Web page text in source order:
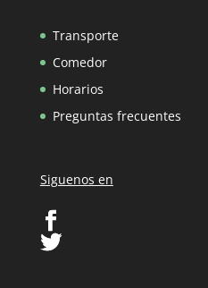
Transporte
Comedor
Horarios
Preguntas frecuentes
Siguenos en